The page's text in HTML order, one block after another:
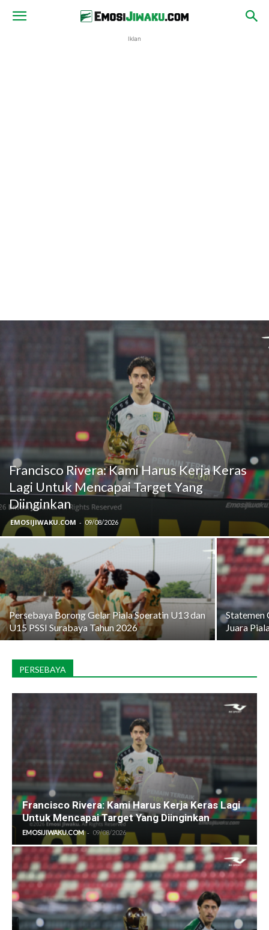
Iklan
Francisco Rivera: Kami Harus Kerja Keras
Lagi Untuk Mencapai Target Yang
Diinginkan
EMOSIJIWAKU.COM - 09/08/2026
Persebaya Borong Gelar Piala Soeratin U13 dan
U15 PSSI Surabaya Tahun 2026
Statemen
Juara
PERSEBAYA
Francisco Rivera: Kami Harus Kerja Keras Lagi
Untuk Mencapai Target Yang Diinginkan
EMOSIJIWAKU.COM - 09/08/2026